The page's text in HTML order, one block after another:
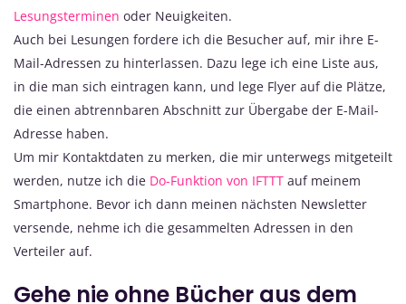
Lesungsterminen oder Neuigkeiten.
Auch bei Lesungen fordere ich die Besucher auf, mir ihre E-
Mail-Adressen zu hinterlassen. Dazu lege ich eine Liste aus,
in die man sich eintragen kann, und lege Flyer auf die Plätze,
die einen abtrennbaren Abschnitt zur Übergabe der E-Mail-
Adresse haben.
Um mir Kontaktdaten zu merken, die mir unterwegs mitgeteilt
werden, nutze ich die Do-Funktion von IFTTT auf meinem
Smartphone. Bevor ich dann meinen nächsten Newsletter
versende, nehme ich die gesammelten Adressen in den
Verteiler auf.
Gehe nie ohne Bücher aus dem